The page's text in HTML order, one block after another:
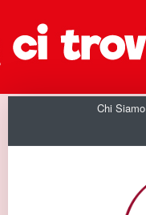
Chi Siamo